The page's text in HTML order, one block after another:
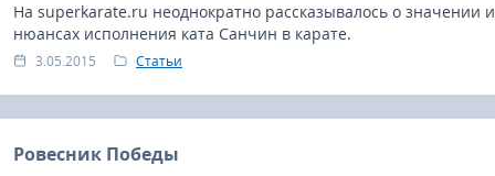
На superkarate.ru неоднократно рассказывалось о значении и
нюансах исполнения ката Санчин в карате.
3.05.2015 Статьи
Ровесник Победы